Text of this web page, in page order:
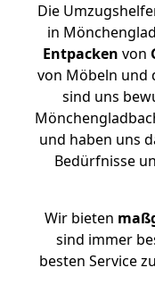
Die
in
Entpacken von
von Möbeln und
sind uns
und haben uns
Bedürfnisse
Wir bieten
sind immer
besten Service